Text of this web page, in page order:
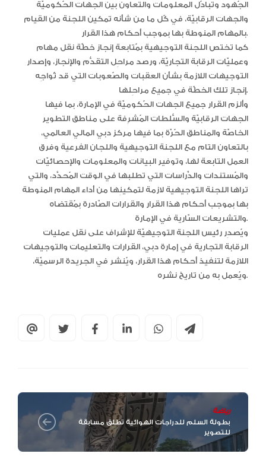
الجُهود وتبادُل المعلومات والتعاون بين الجهات الحُكوميّة
والجهات الرقابيّة، في كُل ما من شأنه تمكين اللجنة من القيام
بالمهام المنوطة بها بموجب أحكام هذا القرار.
كما تختص اللجنة التوجيهية بمُتابعة إنجاز خطّة نقل مهام
وعمليّات الرقابة التجاريّة، ورصد مراحِل التقدُّم والإنجاز، وإصدار
التوجيهات اللازمة بشأن العقبات والصُعوبات التي قد تُواجِه
إنجاز تلك الخطّة في جميع مراحِلها.
وألزم القرار جميع الجهات الحُكوميّة في الإمارة، بما فيها
الجهات الرقابيّة والسُّلطات المُشرِفة على مناطق التطوير
الخاصّة والمناطق الحُرّة بما فيها مركز دبي المالي العالمي،
بالتعاون التام مع اللجنة التوجيهية واللجان الفرعية وفرق
العمل التابعة لها، وتوفير البيانات والمعلومات والإحصائيّات
والمُستندات والدِّراسات التي تطلبها في الوقت المُحدَّد، والتي
تراها اللجنة التوجيهية لازمة لتمكينِها من أداء المهام المنوطة
بها بموجب أحكام هذا القرار والقرارات الصّادرة بمُقتضاه
والتشريعات السّارية في الإمارة.
ويُصدِر رئيس اللجنة التوجيهيّة للإشراف على نقل عمليات
الرقابة التجارية في إمارة دبي، القرارات والتعليمات والتوجيهات
اللازمة لتنفيذ أحكام هذا القرار، ويُنشر في الجريدة الرسميّة،
ويُعمل به من تاريخ نشره.
رياضة
بطولة السلم للدراجات الهوائية تطلق مسابقة
للتصوير